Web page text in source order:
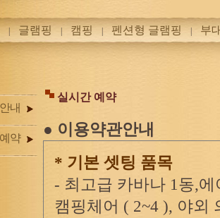
글램핑 캠핑 펜션형 글램핑 부
내
약
실시간 예약
● 이용약관안내
* 기본 셋팅 품목
- 최고급 카바나 1동,
캠핑체어 ( 2~4 ), 야외